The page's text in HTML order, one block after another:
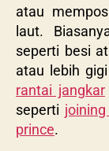
atau
laut.
seperti besi
atau lebih
rantai jangkar
seperti
prince.